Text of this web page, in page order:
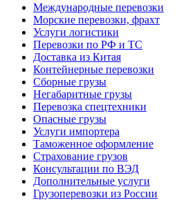
Международные перевозки
Морские перевозки, фрахт
Услуги логистики
Перевозки по РФ и ТС
Доставка из Китая
Контейнерные перевозки
Сборные грузы
Негабаритные грузы
Перевозка спецтехники
Опасные грузы
Услуги импортера
Таможенное оформление
Страхование грузов
Консультации по ВЭД
Дополнительные услуги
Грузоперевозки из России